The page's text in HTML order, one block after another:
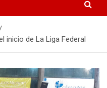
inicio de La Liga Federal